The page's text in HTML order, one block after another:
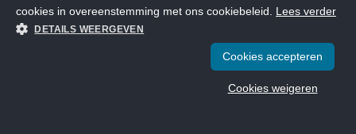
cookies in overeenstemming met ons cookiebeleid. Lees verder
DETAILS WEERGEVEN
Cookies accepteren
Cookies weigeren